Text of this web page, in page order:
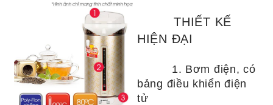
THIẾT KẾ
HIỆN ĐẠI
1. Bơm điện, có
bảng điều khiển điện
tử